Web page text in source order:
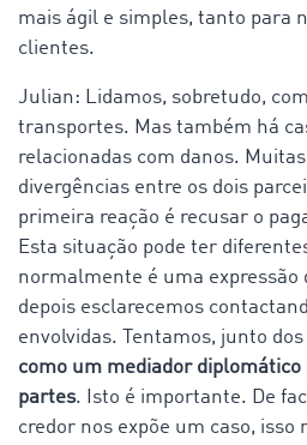
mais ágil e simples, tanto para
clientes.
Julian: Lidamos, sobretudo,
transportes. Mas também há
relacionadas com danos.
divergências entre os dois
primeira reação é recusar o
Esta situação pode ter
normalmente é uma expressão
depois esclarecemos
envolvidas. Tentamos, junto
como um mediador diplomático
partes. Isto é importante. De
credor nos expõe um caso, isso